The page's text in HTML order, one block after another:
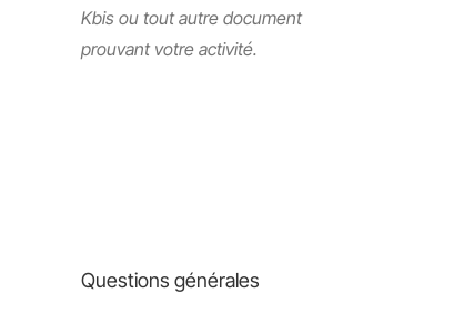
Kbis ou tout autre document
prouvant votre activité.
Questions générales